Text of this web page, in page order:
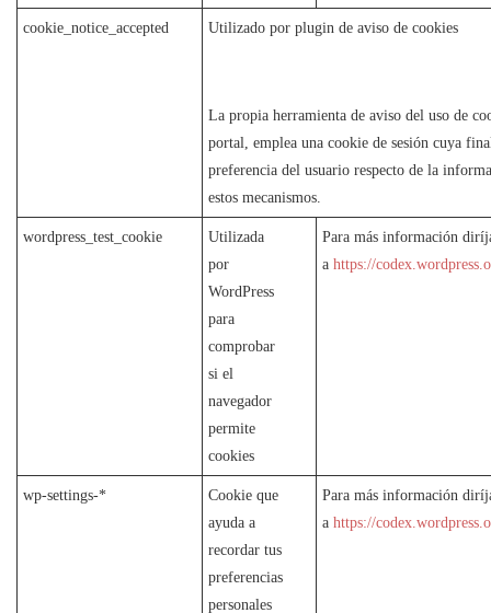
cookie_notice_accepted Utilizado por plugin de aviso de cookies
La propia herramienta de aviso del uso de
portal, emplea una cookie de sesión cuya
preferencia del usuario respecto de la
estos mecanismos.
wordpress_test_cookie
Utilizada
por
WordPress
para
comprobar
si el
navegador
permite
cookies
Para más información
a https://
wp-settings-*
Cookie que
ayuda a
recordar tus
preferencias
personales
Para más información
a https://